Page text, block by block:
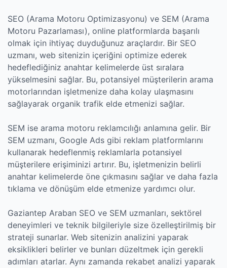
SEO (Arama Motoru Optimizasyonu) ve SEM (Arama
Motoru Pazarlaması), online platformlarda başarılı
olmak için ihtiyaç duyduğunuz araçlardır. Bir SEO
uzmanı, web sitenizin içeriğini optimize ederek
hedeflediğiniz anahtar kelimelerde üst sıralara
yükselmesini sağlar. Bu, potansiyel müşterilerin arama
motorlarından işletmenize daha kolay ulaşmasını
sağlayarak organik trafik elde etmenizi sağlar.
SEM ise arama motoru reklamcılığı anlamına gelir. Bir
SEM uzmanı, Google Ads gibi reklam platformlarını
kullanarak hedeflenmiş reklamlarla potansiyel
müşterilere erişiminizi artırır. Bu, işletmenizin belirli
anahtar kelimelerde öne çıkmasını sağlar ve daha fazla
tıklama ve dönüşüm elde etmenize yardımcı olur.
Gaziantep Araban SEO ve SEM uzmanları, sektörel
deneyimleri ve teknik bilgileriyle size özelleştirilmiş bir
strateji sunarlar. Web sitenizin analizini yaparak
eksiklikleri belirler ve bunları düzeltmek için gerekli
adımları atarlar. Aynı zamanda rekabet analizi yaparak